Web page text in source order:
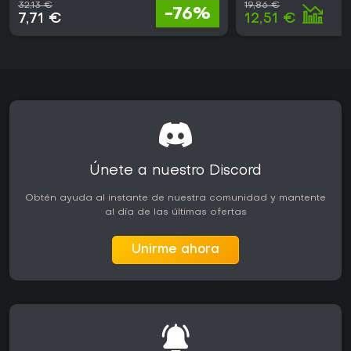
32,13 €
7,71 € -76%
19,86 €
12,51 €
Únete a nuestro Discord
Obtén ayuda al instante de nuestra comunidad y mantente
al día de las últimas ofertas
Unirme ahora